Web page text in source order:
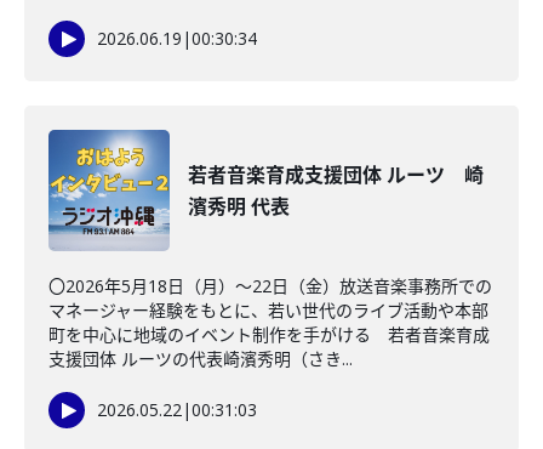
2026.06.19 |00:30:34
若者音楽育成支援団体 ルーツ 崎
濱秀明 代表
〇2026年5月18日（月）～22日（金）放送音楽事務所での
マネージャー経験をもとに、若い世代のライブ活動や本部
町を中心に地域のイベント制作を手がける 若者音楽育成
支援団体 ルーツの代表崎濱秀明（さき...
2026.05.22|00:31:03